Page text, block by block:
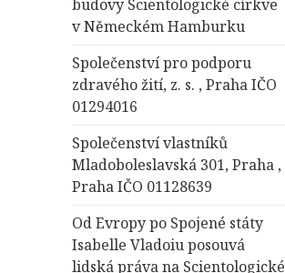
budovy Scientologické církve
v Německém Hamburku
Společenství pro podporu
zdravého žití, z. s. , Praha IČO
01294016
Společenství vlastníků
Mladoboleslavská 301, Praha ,
Praha IČO 01128639
Od Evropy po Spojené státy
Isabelle Vladoiu posouvá
lidská práva na Scientologické